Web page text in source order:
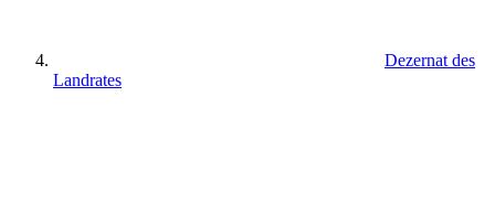
Dezernat des
Landrates